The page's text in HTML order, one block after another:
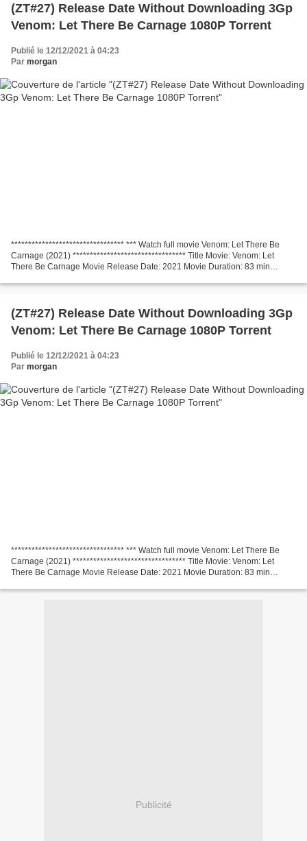
(ZT#27) Release Date Without Downloading 3Gp
Venom: Let There Be Carnage 1080P Torrent
Publié le 12/12/2021 à 04:23
Par morgan
********************************* *** Watch full movie Venom: Let There Be
Carnage (2021) ********************************* Title Movie: Venom: Let
There Be Carnage Movie Release Date: 2021 Movie Duration: 83 min
(ZT#27) Release Date Without Downloading 3Gp
Venom: Let There Be Carnage 1080P Torrent
Publié le 12/12/2021 à 04:23
Par morgan
********************************* *** Watch full movie Venom: Let There Be
Carnage (2021) ********************************* Title Movie: Venom: Let
There Be Carnage Movie Release Date: 2021 Movie Duration: 83 min
Publicité